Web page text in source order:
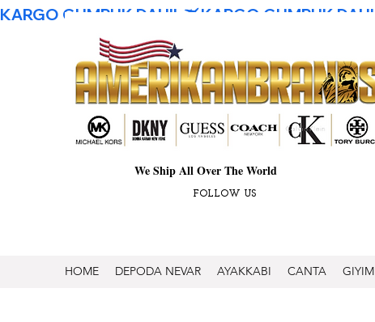
KARGO GUMRUK DAHIL
We Ship All Over The World
FOLLOW US
HOME DEPODA NEVAR AYAKKABI CANTA GIYIM